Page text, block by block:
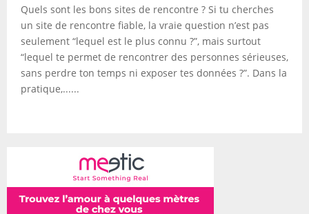
Quels sont les bons sites de rencontre ? Si tu cherches
un site de rencontre fiable, la vraie question n’est pas
seulement “lequel est le plus connu ?”, mais surtout
“lequel te permet de rencontrer des personnes sérieuses,
sans perdre ton temps ni exposer tes données ?”. Dans la
pratique,......